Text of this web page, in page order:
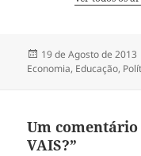
Publicado
a
19 de Agosto de 2013
Economia, Educação,
Um comentário
VAIS?”